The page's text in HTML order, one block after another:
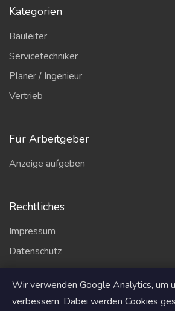
Kategorien
Bauleiter
Servicetechniker
Planer / Ingenieur
Vertrieb
Für Arbeitgeber
Anzeige aufgeben
Rechtliches
Impressum
Datenschutz
Partner
Wir verwenden Google Analytics, um
verbessern. Dabei werden Cookies